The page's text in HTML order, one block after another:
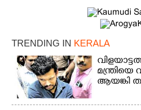
TRENDING IN KERALA
ആയങ്കി